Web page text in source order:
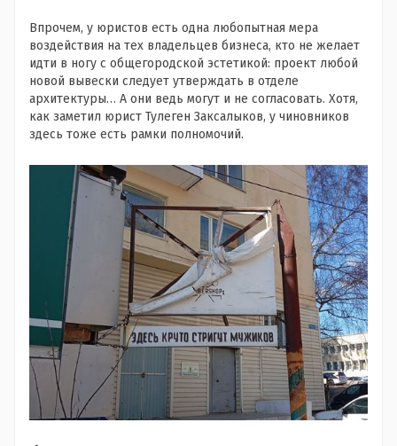
Впрочем, у юристов есть одна любопытная мера
воздействия на тех владельцев бизнеса, кто не желает
идти в ногу с общегородской эстетикой: проект любой
новой вывески следует утверждать в отделе
архитектуры… А они ведь могут и не согласовать. Хотя,
как заметил юрист Тулеген Заксалыков, у чиновников
здесь тоже есть рамки полномочий.